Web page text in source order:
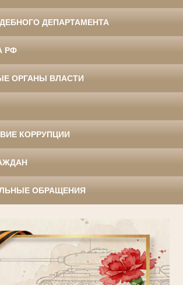
ДЕПАРТАМЕНТА
РФ
ОРГАНЫ ВЛАСТИ
КОРРУПЦИИ
ОБРАЩЕНИЯ